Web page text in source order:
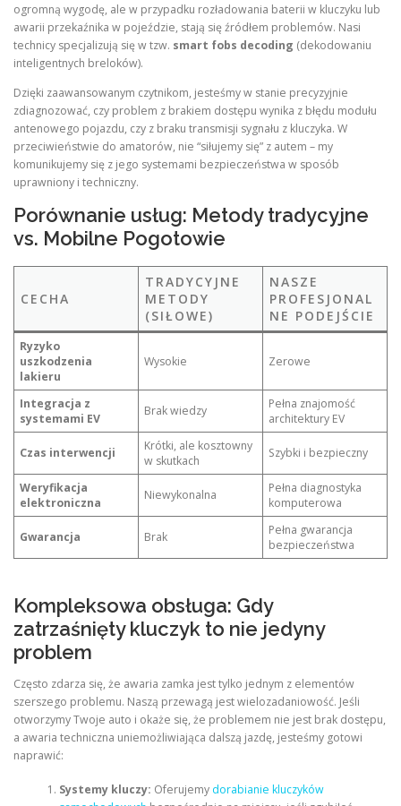
ogromną wygodę, ale w przypadku rozładowania baterii w kluczyku lub
awarii przekaźnika w pojeździe, stają się źródłem problemów. Nasi
technicy specjalizują się w tzw. smart fobs decoding (dekodowaniu
inteligentnych breloków).
Dzięki zaawansowanym czytnikom, jesteśmy w stanie precyzyjnie
zdiagnozować, czy problem z brakiem dostępu wynika z błędu modułu
antenowego pojazdu, czy z braku transmisji sygnału z kluczyka. W
przeciwieństwie do amatorów, nie “siłujemy się” z autem – my
komunikujemy się z jego systemami bezpieczeństwa w sposób
uprawniony i techniczny.
Porównanie usług: Metody tradycyjne
vs. Mobilne Pogotowie
CECHA
TRADYCYJNE
METODY
(SIŁOWE)
NASZE
PROFESJONAL
NE PODEJŚCIE
Ryzyko
uszkodzenia
lakieru
Wysokie Zerowe
Integracja z
systemami EV
Brak wiedzy
Pełna znajomość
architektury EV
Czas interwencji
Krótki, ale kosztowny
w skutkach
Szybki i bezpieczny
Weryfikacja
elektroniczna
Niewykonalna
Pełna diagnostyka
komputerowa
Gwarancja Brak
Pełna gwarancja
bezpieczeństwa
Kompleksowa obsługa: Gdy
zatrzaśnięty kluczyk to nie jedyny
problem
Często zdarza się, że awaria zamka jest tylko jednym z elementów
szerszego problemu. Naszą przewagą jest wielozadaniowość. Jeśli
otworzymy Twoje auto i okaże się, że problemem nie jest brak dostępu,
a awaria techniczna uniemożliwiająca dalszą jazdę, jesteśmy gotowi
naprawić:
Systemy kluczy: Oferujemy dorabianie kluczyków